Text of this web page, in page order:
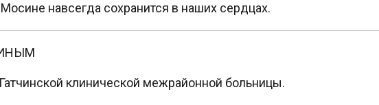
навсегда сохранится в наших сердцах.
клинической межрайонной больницы.